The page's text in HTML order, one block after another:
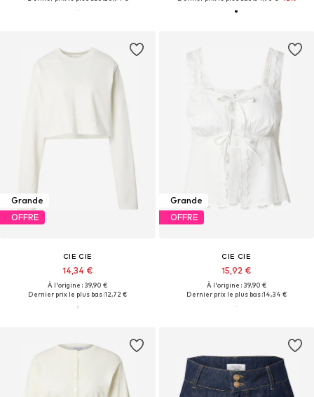
Grande
OFFRE
CIE CIE
14,34 €
À l'origine : 39,90 €
Dernier prix le plus bas :12,72 €
Grande
OFFRE
CIE CIE
15,92 €
À l'origine : 39,90 €
Dernier prix le plus bas :14,34 €